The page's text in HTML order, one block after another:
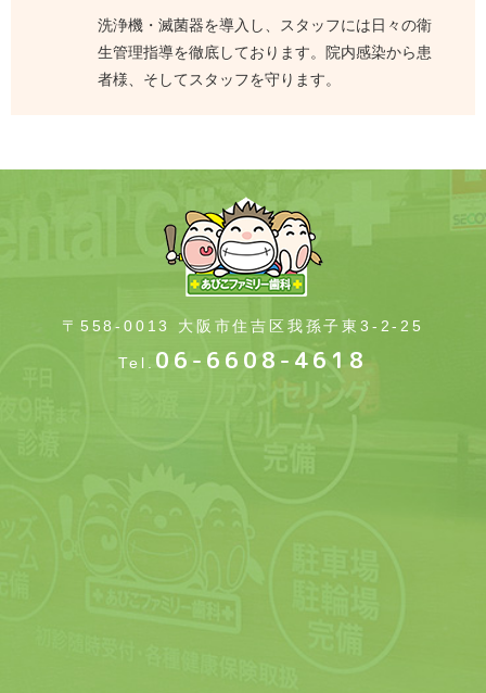
洗浄機・滅菌器を導入し、スタッフには日々の衛
生管理指導を徹底しております。院内感染から患
者様、そしてスタッフを守ります。
〒558-0013 大阪市住吉区我孫子東3-2-25
Tel. 06-6608-4618